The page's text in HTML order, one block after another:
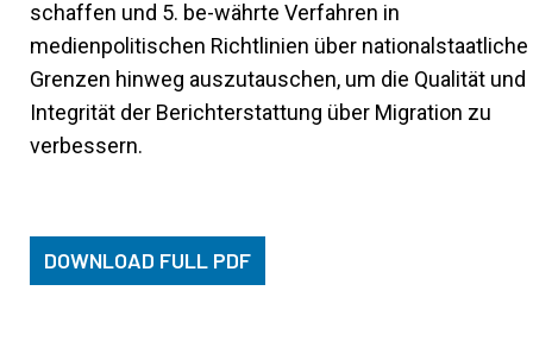
schaffen und 5. be-währte Verfahren in
medienpolitischen Richtlinien über nationalstaatliche
Grenzen hinweg auszutauschen, um die Qualität und
Integrität der Berichterstattung über Migration zu
verbessern.
DOWNLOAD FULL PDF